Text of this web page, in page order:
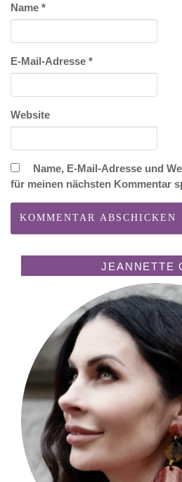
Name *
E-Mail-Adresse *
Website
Name, E-Mail-Adresse und
für meinen nächsten Kommentar
JEANNETTE